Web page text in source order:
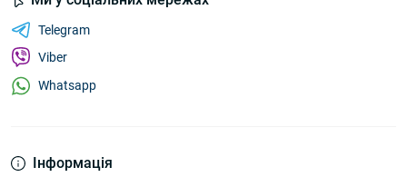
Інформація
Telegram
Viber
Whatsapp